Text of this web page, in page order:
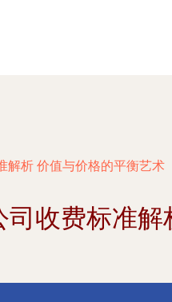
解析 价值与价格的平衡艺术
收费标准